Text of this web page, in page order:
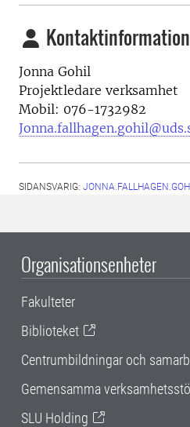
Kontaktinformation
Jonna Gohil
Projektledare verksamhet
Mobil: 076-1732982
SIDANSVARIG:
Organisationsenheter
Fakulteter
Biblioteket
Centrumbildningar och
Gemensamma
SLU Holding